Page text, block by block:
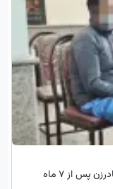
اعتراف شوکه‌کننده مرد تراشکار به قتل همسر و مادرزن پس از ۷ ماه